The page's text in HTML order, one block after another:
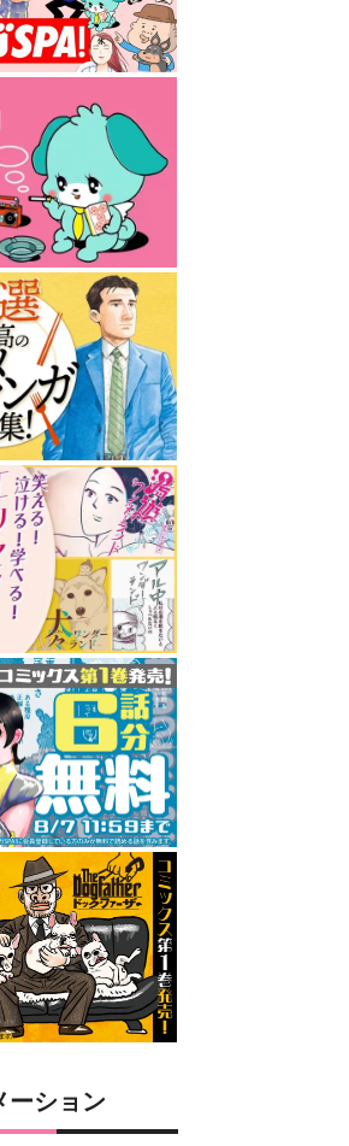
ーション